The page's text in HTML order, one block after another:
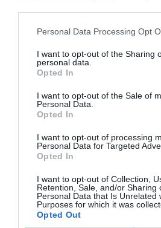
Personal Data Processing Opt
I want to opt-out of the Sharing
personal data.
Opted In
I want to opt-out of the Sale of
Personal Data.
Opted In
I want to opt-out of processing
Personal Data for Targeted
Opted In
I want to opt-out of Collection,
Retention, Sale, and/or Sharing
Personal Data that Is Unrelated
Purposes for which it was
Opted Out
per aconseguir el
L'acte també oferirà unataula
capital públic i privat, les
DIVENDRES 4. Presentació
Catalonia
Start-up Catalonia, Xarxa
un programa de suport al
empreses catalanes amb